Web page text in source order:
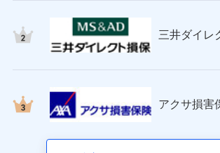
(https://www.nisshinfire.co.jp/)
ペット＆ファミリー損害保険株式会
(https://www.petfamilyins.co.jp/)
三井住友海上火災保険株式会社
三井ダイレクト損害保険株式会社
(https://www.mitsui-direct.co.jp/)
三井ダイレ
アクサ損害